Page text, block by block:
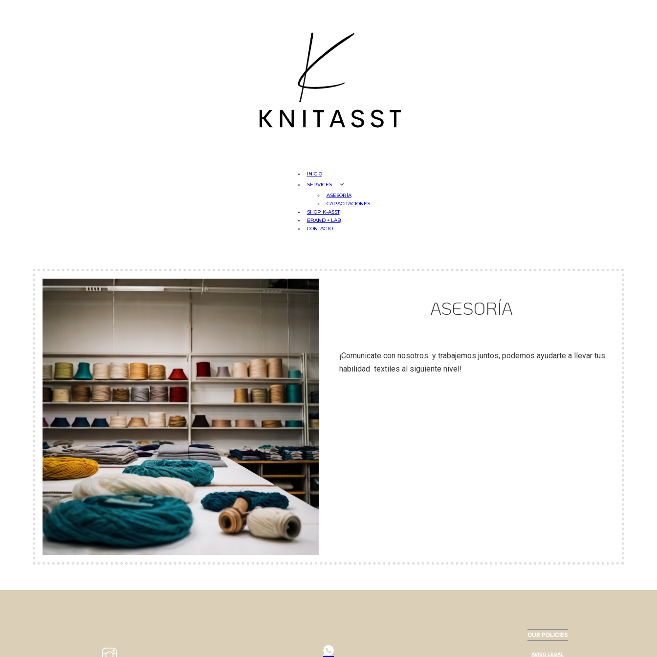
INICIO
SERVICES
ASESORÍA
CAPACITACIONES
SHOP K-ASST
BRAND + LAB
CONTACTO
ASESORÍA
¡Comunicate con nosotros y trabajemos juntos, podemos ayudarte a llevar tus
habilidad textiles al siguiente nivel!
OUR POLICIES
AVISO LEGAL